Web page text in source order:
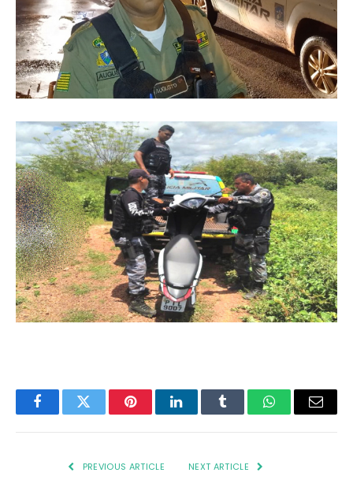
FacebookTwitter PinterestLinkedInTumblr WhatsAppEmail
PREVIOUS ARTICLE NEXT ARTICLE